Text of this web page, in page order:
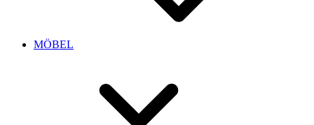
MÖBEL